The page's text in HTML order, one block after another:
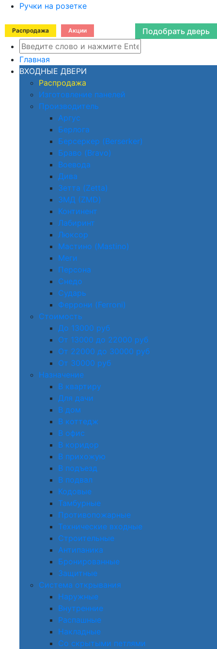
Ручки на розетке
Распродажа Акции Подобрать дверь
Главная
ВХОДНЫЕ ДВЕРИ
Распродажа
Изготовление панелей
Производитель
Аргус
Берлога
Берсеркер (Berserker)
Браво (Bravo)
Воевода
Дива
Зетта (Zetta)
ЗМД (ZMD)
Континент
Лабиринт
Люксор
Мастино (Mastino)
Меги
Персона
Снедо
Сударь
Феррони (Ferroni)
Стоимость
До 13000 руб
От 13000 до 22000 руб
От 22000 до 30000 руб
От 30000 руб
Назначение
В квартиру
Для дачи
В дом
В коттедж
В офис
В коридор
В прихожую
В подъезд
В подвал
Кодовые
Тамбурные
Противопожарные
Технические входные
Строительные
Антипаника
Бронированные
Защитные
Система открывания
Наружные
Внутренние
Распашные
Накладные
Со скрытыми петлями